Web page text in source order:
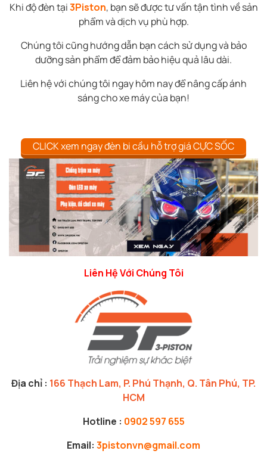
Khi độ đèn tại3Piston, bạn sẽ được tư vấn tận tình về sản
phẩm và dịch vụ phù hợp.
Chúng tôi cũng hướng dẫn bạn cách sử dụng và bảo
dưỡng sản phẩm để đảm bảo hiệu quả lâu dài.
Liên hệ với chúng tôi ngay hôm nay để nâng cấp ánh
sáng cho xe máy của bạn!
CLICK xem ngay đèn bi cầu hỗ trợ giá CỰC SỐC
Liên Hệ Với Chúng Tôi
Địa chỉ : 166 Thạch Lam, P. Phú Thạnh, Q. Tân Phú, TP.
HCM
Hotline : 0902 597 655
Email: 3pistonvn@gmail.com